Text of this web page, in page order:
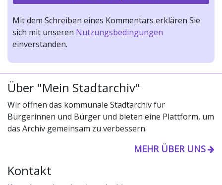
Mit dem Schreiben eines Kommentars erklären Sie
sich mit unseren Nutzungsbedingungen
einverstanden.
Über "Mein Stadtarchiv"
Wir öffnen das kommunale Stadtarchiv für
Bürgerinnen und Bürger und bieten eine Plattform, um
das Archiv gemeinsam zu verbessern.
MEHR ÜBER UNS
Kontakt